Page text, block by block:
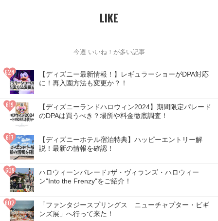
LIKE
今週 いいね！が多い記事
【ディズニー最新情報！】レギュラーショーがDPA対応
に！再入園方法も変更か？！
【ディズニーランドハロウィン2024】期間限定パレード
のDPAは買うべき？場所や料金徹底調査！
【ディズニーホテル宿泊特典】ハッピーエントリー解
説！最新の情報を確認！
ハロウィーンパレード♪ザ・ヴィランズ・ハロウィー
ン"Into the Frenzy"をご紹介！
「ファンタジースプリングス ニューチャプター・ビギ
ンズ展」へ行って来た！